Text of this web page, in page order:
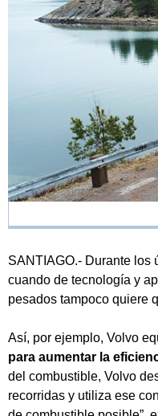
SANTIAGO.- Durante los
cuando de tecnología y
pesados tampoco quiere
Así, por ejemplo, Volvo
para aumentar la
del combustible, Volvo
recorridas y utiliza ese